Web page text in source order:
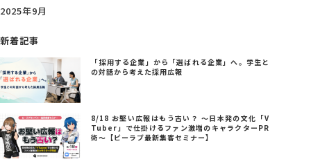
2025年9月
新着記事
「採用する企業」から「選ばれる企業」へ。学生と
の対話から考えた採用広報
8/18 お堅い広報はもう古い？ ～日本発の文化「V
Tuber」で仕掛けるファン激増のキャラクターPR
術～【ビーラブ最新集客セミナー】